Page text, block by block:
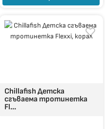
Chillafish Детска
сгъваема тротинетка
Fl...